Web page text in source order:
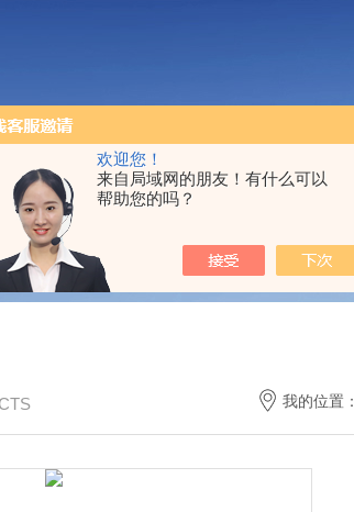
欢迎您！
来自局域网的朋友！有什么可以
帮助您的吗？
我的位置：